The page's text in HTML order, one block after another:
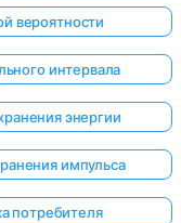
вероятности
интервала
энергии
импульса
потребителя